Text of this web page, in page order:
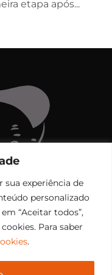
sua experiência de
personalizado
“Aceitar todos”,
Para saber
.
etapa após...